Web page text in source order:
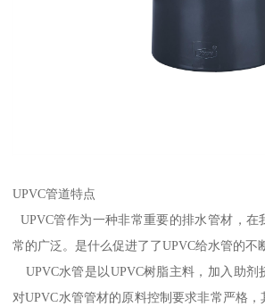
UPVC管道特点
UPVC管作为一种非常重要的排水管材，在
常的广泛。是什么促进了了UPVC给水管的不
UPVC水管是以UPVC树脂主料，加入助剂
对UPVC水管管材的原料控制要求非常严格